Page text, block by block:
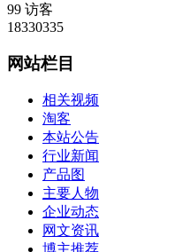
99 访客
18330335
网站栏目
相关视频
淘客
本站公告
行业新闻
产品图
主要人物
企业动态
网文资讯